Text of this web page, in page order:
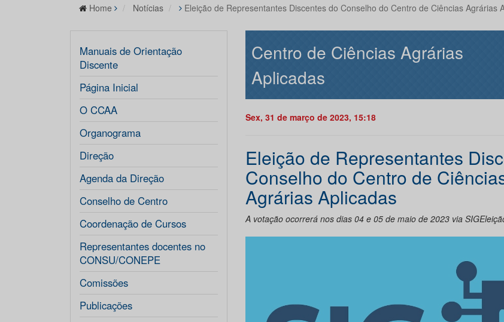
Home Notícias Eleição de Representantes Discentes do Conselho do Centro de Ciências Agrárias
Manuais de Orientação
Discente
Página Inicial
O CCAA
Organograma
Direção
Agenda da Direção
Conselho de Centro
Coordenação de Cursos
Representantes docentes no
CONSU/CONEPE
Comissões
Publicações
Centro de Ciências Agrárias
Aplicadas
Sex, 31 de março de 2023, 15:18
Eleição de Representantes
Conselho do Centro de
Agrárias Aplicadas
A votação ocorrerá nos dias 04 e 05 de maio de 2023 via